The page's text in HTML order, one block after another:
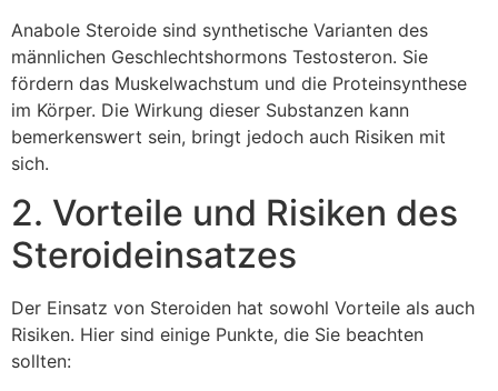
Anabole Steroide sind synthetische Varianten des
männlichen Geschlechtshormons Testosteron. Sie
fördern das Muskelwachstum und die Proteinsynthese
im Körper. Die Wirkung dieser Substanzen kann
bemerkenswert sein, bringt jedoch auch Risiken mit
sich.
2. Vorteile und Risiken des
Steroideinsatzes
Der Einsatz von Steroiden hat sowohl Vorteile als auch
Risiken. Hier sind einige Punkte, die Sie beachten
sollten: